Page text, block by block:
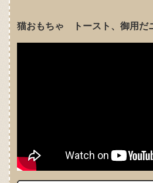
猫おもちゃ トースト、御用だ